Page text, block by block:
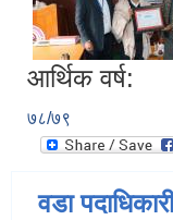
आर्थिक वर्ष:
७८/७९
वडा पदाधिकारी